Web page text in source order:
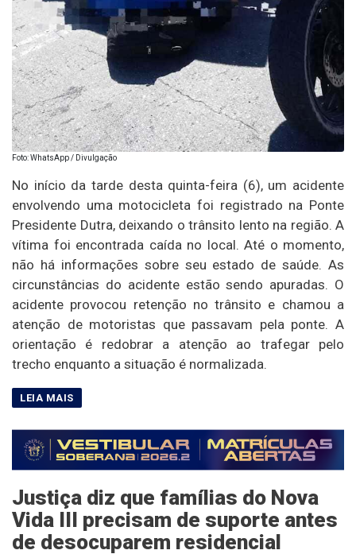
Foto: WhatsApp / Divulgação
No início da tarde desta quinta-feira (6), um acidente
envolvendo uma motocicleta foi registrado na Ponte
Presidente Dutra, deixando o trânsito lento na região. A
vítima foi encontrada caída no local. Até o momento,
não há informações sobre seu estado de saúde. As
circunstâncias do acidente estão sendo apuradas. O
acidente provocou retenção no trânsito e chamou a
atenção de motoristas que passavam pela ponte. A
orientação é redobrar a atenção ao trafegar pelo
trecho enquanto a situação é normalizada.
Justiça diz que famílias do Nova
Vida III precisam de suporte antes
de desocuparem residencial